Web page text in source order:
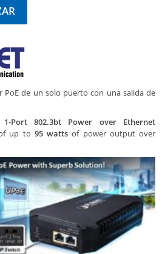
PoE de un solo puerto con una salida de
1-Port 802.3bt Power over Ethernet
up to 95 watts of power output over